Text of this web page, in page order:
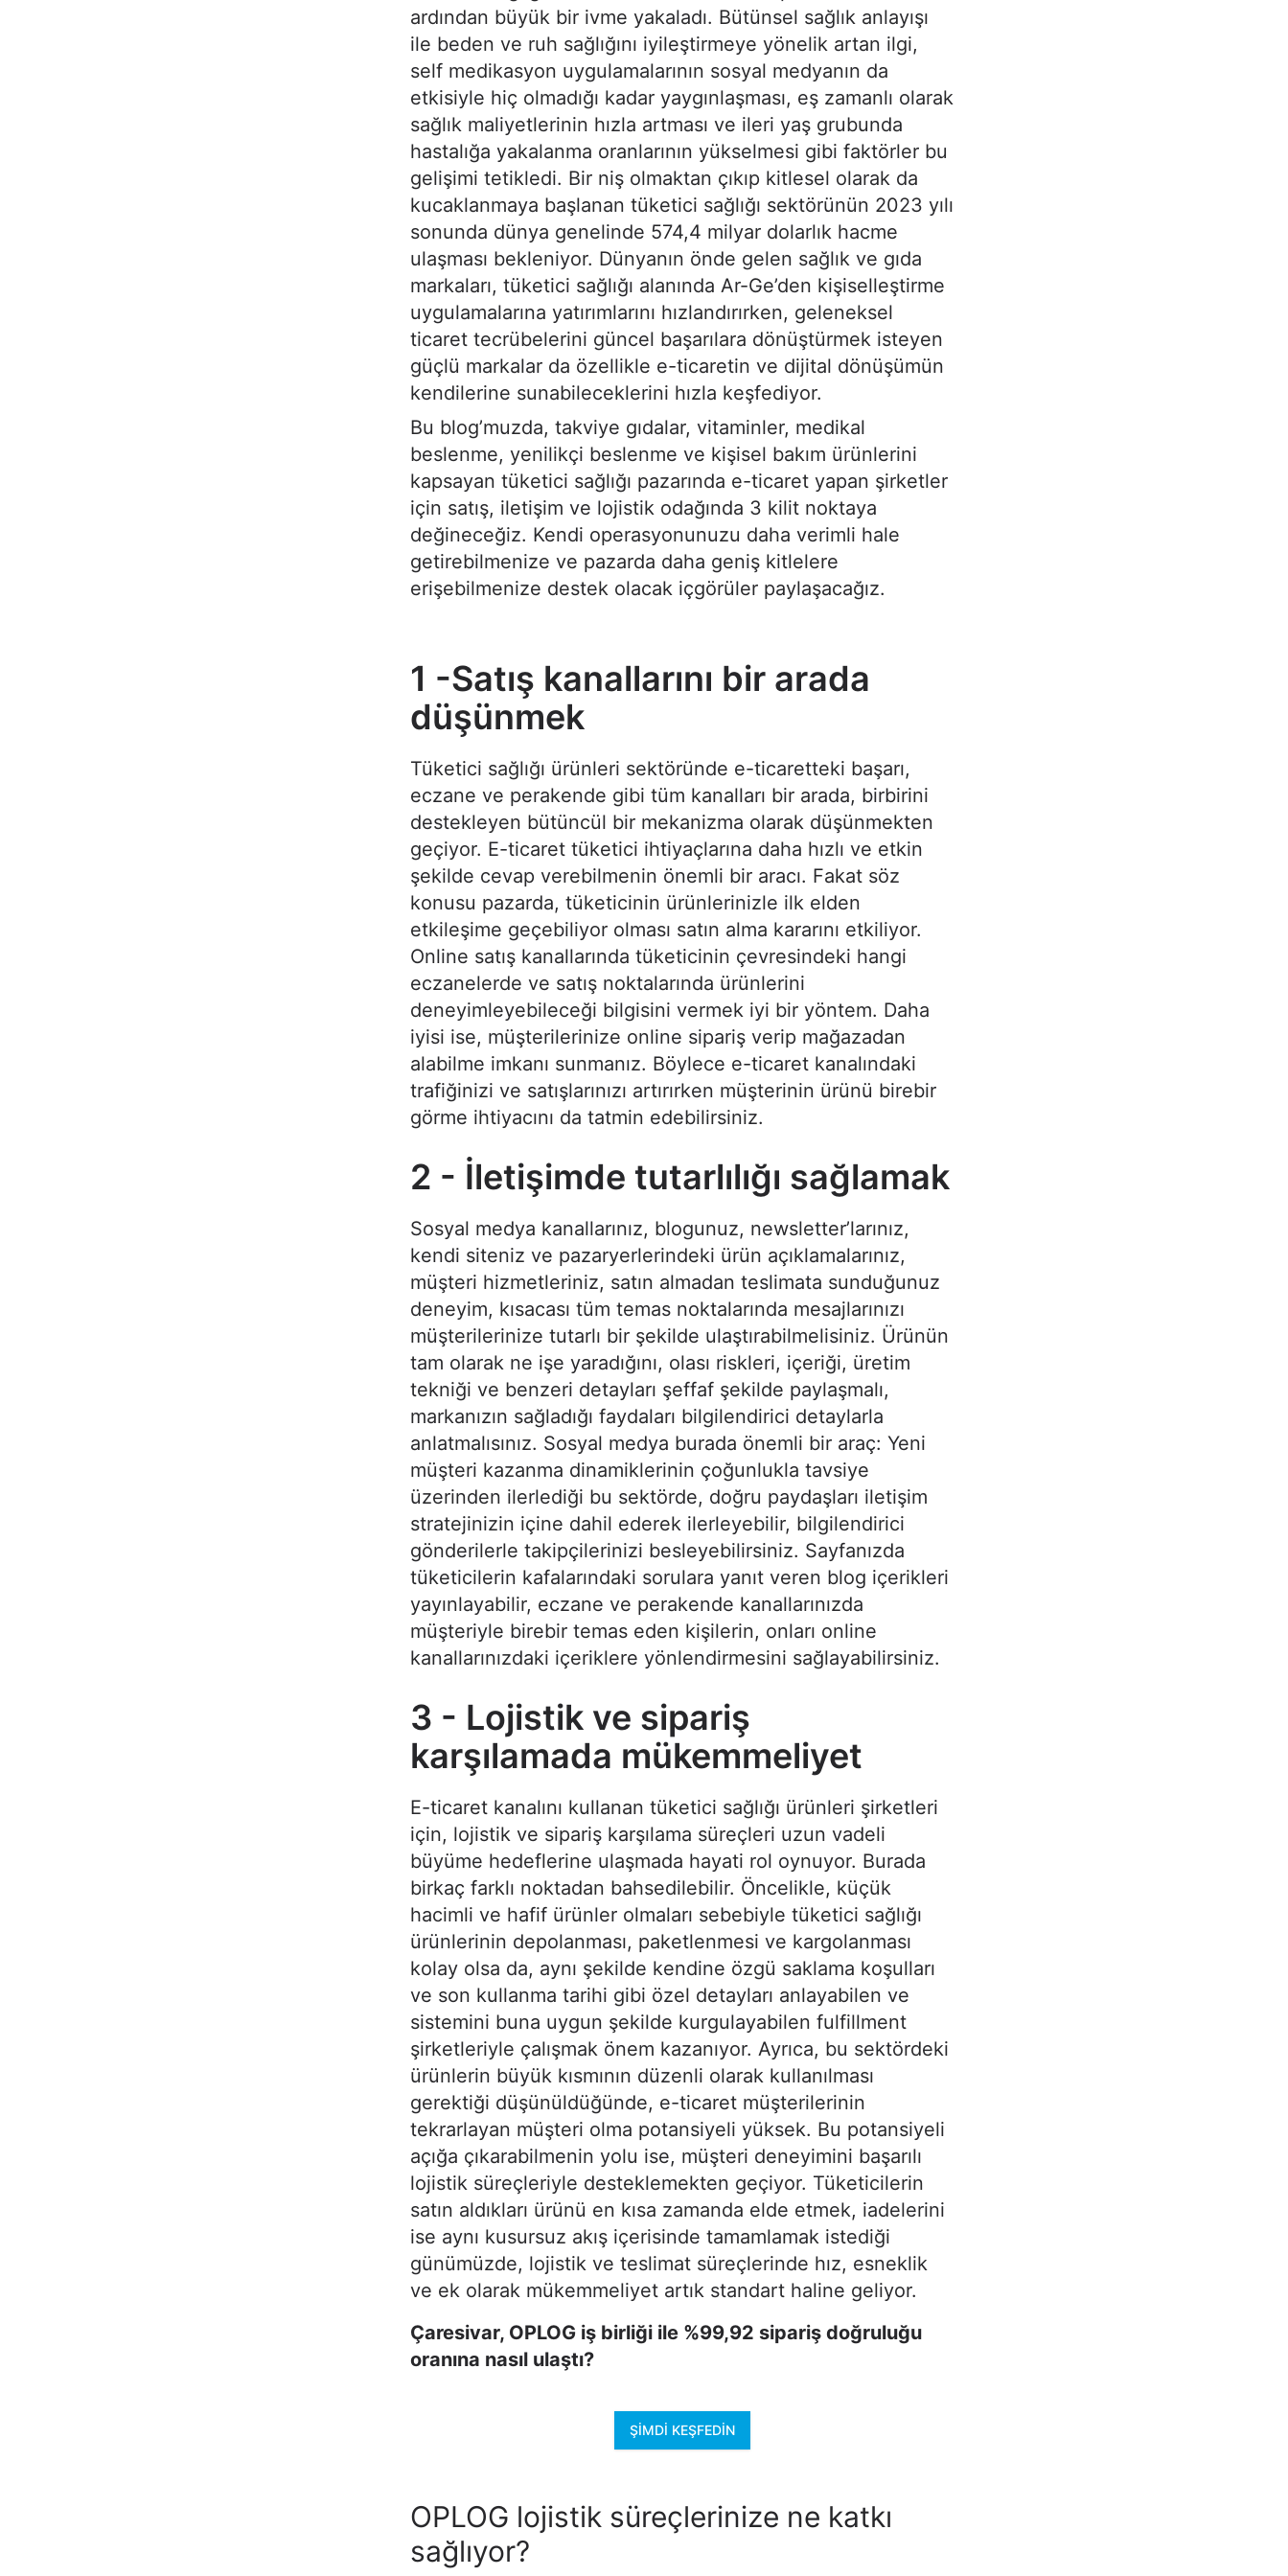
ardından büyük bir ivme yakaladı. Bütünsel sağlık anlayışı
ile beden ve ruh sağlığını iyileştirmeye yönelik artan ilgi,
self medikasyon uygulamalarının sosyal medyanın da
etkisiyle hiç olmadığı kadar yaygınlaşması, eş zamanlı olarak
sağlık maliyetlerinin hızla artması ve ileri yaş grubunda
hastalığa yakalanma oranlarının yükselmesi gibi faktörler bu
gelişimi tetikledi. Bir niş olmaktan çıkıp kitlesel olarak da
kucaklanmaya başlanan tüketici sağlığı sektörünün 2023 yılı
sonunda dünya genelinde 574,4 milyar dolarlık hacme
ulaşması bekleniyor. Dünyanın önde gelen sağlık ve gıda
markaları, tüketici sağlığı alanında Ar-Ge’den kişiselleştirme
uygulamalarına yatırımlarını hızlandırırken, geleneksel
ticaret tecrübelerini güncel başarılara dönüştürmek isteyen
güçlü markalar da özellikle e-ticaretin ve dijital dönüşümün
kendilerine sunabileceklerini hızla keşfediyor.
Bu blog’muzda, takviye gıdalar, vitaminler, medikal
beslenme, yenilikçi beslenme ve kişisel bakım ürünlerini
kapsayan tüketici sağlığı pazarında e-ticaret yapan şirketler
için satış, iletişim ve lojistik odağında 3 kilit noktaya
değineceğiz. Kendi operasyonunuzu daha verimli hale
getirebilmenize ve pazarda daha geniş kitlelere
erişebilmenize destek olacak içgörüler paylaşacağız.
1 -Satış kanallarını bir arada
düşünmek
Tüketici sağlığı ürünleri sektöründe e-ticaretteki başarı,
eczane ve perakende gibi tüm kanalları bir arada, birbirini
destekleyen bütüncül bir mekanizma olarak düşünmekten
geçiyor. E-ticaret tüketici ihtiyaçlarına daha hızlı ve etkin
şekilde cevap verebilmenin önemli bir aracı. Fakat söz
konusu pazarda, tüketicinin ürünlerinizle ilk elden
etkileşime geçebiliyor olması satın alma kararını etkiliyor.
Online satış kanallarında tüketicinin çevresindeki hangi
eczanelerde ve satış noktalarında ürünlerini
deneyimleyebileceği bilgisini vermek iyi bir yöntem. Daha
iyisi ise, müşterilerinize online sipariş verip mağazadan
alabilme imkanı sunmanız. Böylece e-ticaret kanalındaki
trafiğinizi ve satışlarınızı artırırken müşterinin ürünü birebir
görme ihtiyacını da tatmin edebilirsiniz.
2 - İletişimde tutarlılığı sağlamak
Sosyal medya kanallarınız, blogunuz, newsletter’larınız,
kendi siteniz ve pazaryerlerindeki ürün açıklamalarınız,
müşteri hizmetleriniz, satın almadan teslimata sunduğunuz
deneyim, kısacası tüm temas noktalarında mesajlarınızı
müşterilerinize tutarlı bir şekilde ulaştırabilmelisiniz. Ürünün
tam olarak ne işe yaradığını, olası riskleri, içeriği, üretim
tekniği ve benzeri detayları şeffaf şekilde paylaşmalı,
markanızın sağladığı faydaları bilgilendirici detaylarla
anlatmalısınız. Sosyal medya burada önemli bir araç: Yeni
müşteri kazanma dinamiklerinin çoğunlukla tavsiye
üzerinden ilerlediği bu sektörde, doğru paydaşları iletişim
stratejinizin içine dahil ederek ilerleyebilir, bilgilendirici
gönderilerle takipçilerinizi besleyebilirsiniz. Sayfanızda
tüketicilerin kafalarındaki sorulara yanıt veren blog içerikleri
yayınlayabilir, eczane ve perakende kanallarınızda
müşteriyle birebir temas eden kişilerin, onları online
kanallarınızdaki içeriklere yönlendirmesini sağlayabilirsiniz.
3 - Lojistik ve sipariş
karşılamada mükemmeliyet
E-ticaret kanalını kullanan tüketici sağlığı ürünleri şirketleri
için, lojistik ve sipariş karşılama süreçleri uzun vadeli
büyüme hedeflerine ulaşmada hayati rol oynuyor. Burada
birkaç farklı noktadan bahsedilebilir. Öncelikle, küçük
hacimli ve hafif ürünler olmaları sebebiyle tüketici sağlığı
ürünlerinin depolanması, paketlenmesi ve kargolanması
kolay olsa da, aynı şekilde kendine özgü saklama koşulları
ve son kullanma tarihi gibi özel detayları anlayabilen ve
sistemini buna uygun şekilde kurgulayabilen fulfillment
şirketleriyle çalışmak önem kazanıyor. Ayrıca, bu sektördeki
ürünlerin büyük kısmının düzenli olarak kullanılması
gerektiği düşünüldüğünde, e-ticaret müşterilerinin
tekrarlayan müşteri olma potansiyeli yüksek. Bu potansiyeli
açığa çıkarabilmenin yolu ise, müşteri deneyimini başarılı
lojistik süreçleriyle desteklemekten geçiyor. Tüketicilerin
satın aldıkları ürünü en kısa zamanda elde etmek, iadelerini
ise aynı kusursuz akış içerisinde tamamlamak istediği
günümüzde, lojistik ve teslimat süreçlerinde hız, esneklik
ve ek olarak mükemmeliyet artık standart haline geliyor.
Çaresivar, OPLOG iş birliği ile %99,92 sipariş doğruluğu
oranına nasıl ulaştı?
ŞIMDI KEŞFEDIN
OPLOG lojistik süreçlerinize ne katkı
sağlıyor?